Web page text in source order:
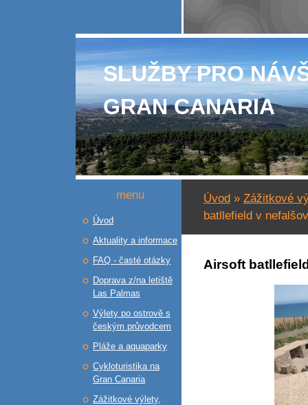
SLUŽBY PRO
GRAN CANARIA
menu
Úvod
Aktuality a informace
FAQ - časté otázky
Doprava z/na letiště
Las Palmas
Výlety po ostrově s
českým průvodcem
Pláže a aquaparky
Cykloturistika na
Gran Canaria
Zážitkové výlety,
Úvod » Zážitkové
batllefield v
Airsoft